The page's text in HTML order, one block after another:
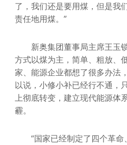
了，我们还是要用煤，但是我
责任地用煤。”
新奥集团董事局主席王玉
方式以煤为主，简单、粗放、
家、能源企业都想了很多办法
以说，小修小补已经行不通，
上彻底转变，建立现代能源体
霾。
“国家已经制定了四个革命